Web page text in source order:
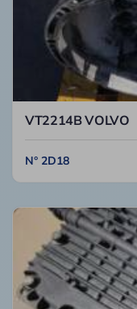
VT2214B VOLVO
N° 2D18